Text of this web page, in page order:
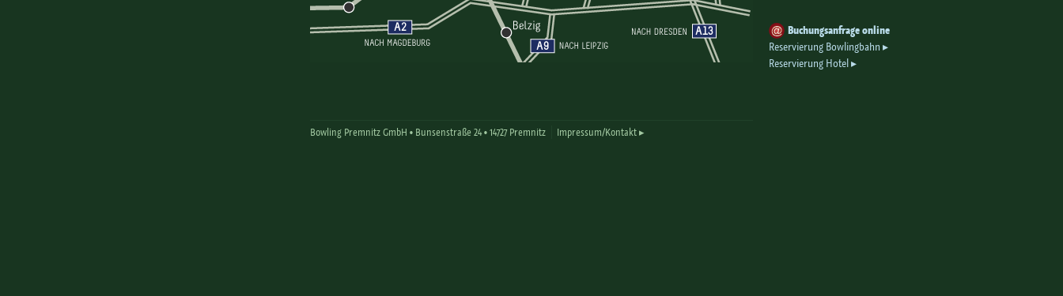
Buchungsanfrage online
Reservierung Bowlingbahn
Reservierung Hotel
Bowling Premnitz GmbH • Bunsenstraße 24 •14727 Premnitz Impressum/Kontakt